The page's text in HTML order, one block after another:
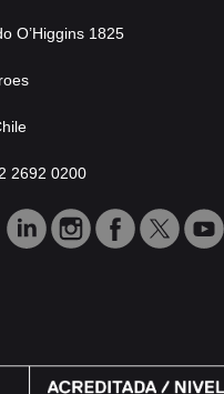
O’Higgins 1825
2692 0200